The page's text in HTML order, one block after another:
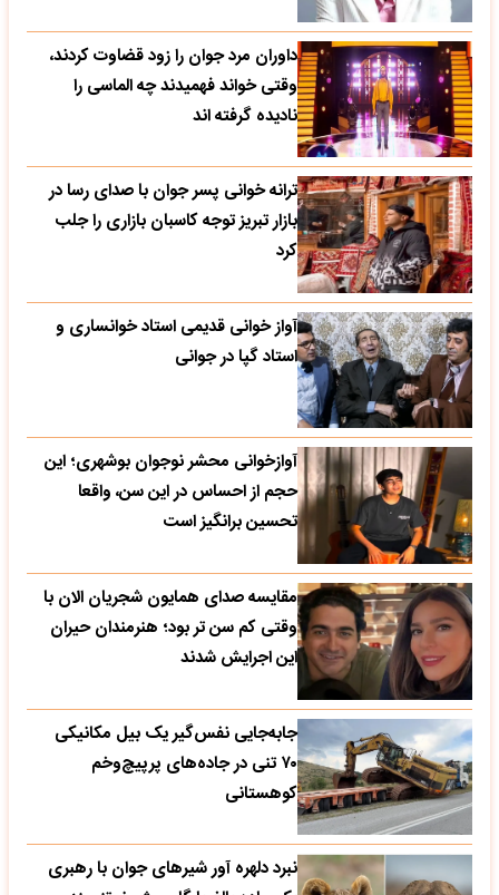
داوران مرد جوان را زود قضاوت کردند،
وقتی خواند فهمیدند چه الماسی را
نادیده گرفته اند
ترانه خوانی پسر جوان با صدای رسا در
بازار تبریز توجه کاسبان بازاری را جلب
کرد
آواز خوانی قدیمی استاد خوانساری و
استاد گپا در جوانی
آوازخوانی محشر نوجوان بوشهری؛ این
حجم از احساس در این سن، واقعا
تحسین‌ برانگیز است
مقایسه صدای همایون شجریان الان با
وقتی کم سن تر بود؛ هنرمندان حیران
این اجرایش شدند
جابه‌جایی نفس‌گیر یک بیل مکانیکی
۷۰ تنی در جاده‌های پرپیچ‌وخم
کوهستانی
نبرد دلهره آور شیرهای جوان با رهبری